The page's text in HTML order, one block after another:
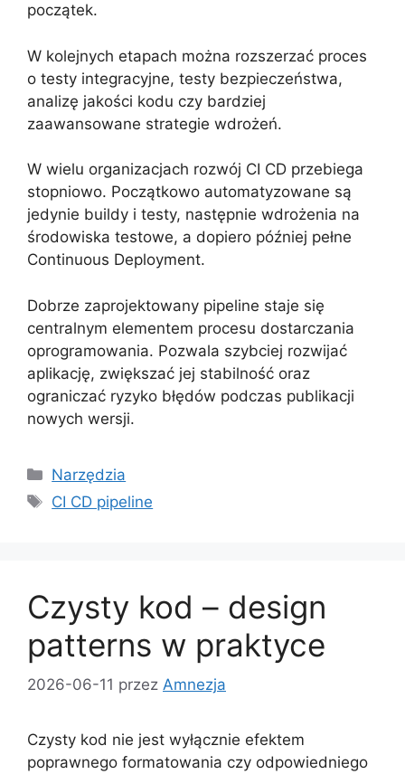
początek.
W kolejnych etapach można rozszerzać proces
o testy integracyjne, testy bezpieczeństwa,
analizę jakości kodu czy bardziej
zaawansowane strategie wdrożeń.
W wielu organizacjach rozwój CI CD przebiega
stopniowo. Początkowo automatyzowane są
jedynie buildy i testy, następnie wdrożenia na
środowiska testowe, a dopiero później pełne
Continuous Deployment.
Dobrze zaprojektowany pipeline staje się
centralnym elementem procesu dostarczania
oprogramowania. Pozwala szybciej rozwijać
aplikację, zwiększać jej stabilność oraz
ograniczać ryzyko błędów podczas publikacji
nowych wersji.
Kategorie
Narzędzia
Tagi
CI CD pipeline
Czysty kod – design
patterns w praktyce
2026-06-11 przez Amnezja
Czysty kod nie jest wyłącznie efektem
poprawnego formatowania czy odpowiedniego